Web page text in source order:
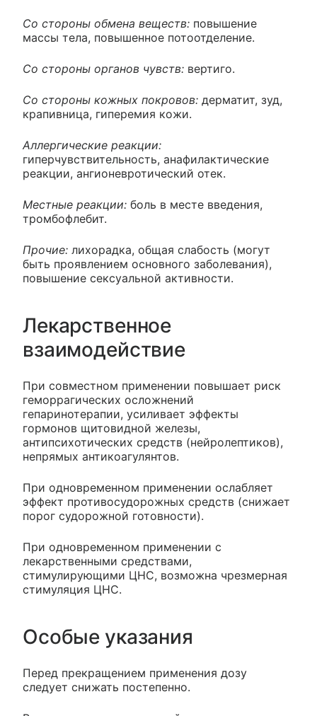
Со стороны обмена веществ: повышение
массы тела, повышенное потоотделение.
Со стороны органов чувств: вертиго.
Со стороны кожных покровов: дерматит, зуд,
крапивница, гиперемия кожи.
Аллергические реакции:
гиперчувствительность, анафилактические
реакции, ангионевротический отек.
Местные реакции: боль в месте введения,
тромбофлебит.
Прочие: лихорадка, общая слабость (могут
быть проявлением основного заболевания),
повышение сексуальной активности.
Лекарственное
взаимодействие
При совместном применении повышает риск
геморрагических осложнений
гепаринотерапии, усиливает эффекты
гормонов щитовидной железы,
антипсихотических средств (нейролептиков),
непрямых антикоагулянтов.
При одновременном применении ослабляет
эффект противосудорожных средств (снижает
порог судорожной готовности).
При одновременном применении с
лекарственными средствами,
стимулирующими ЦНС, возможна чрезмерная
стимуляция ЦНС.
Особые указания
Перед прекращением применения дозу
следует снижать постепенно.